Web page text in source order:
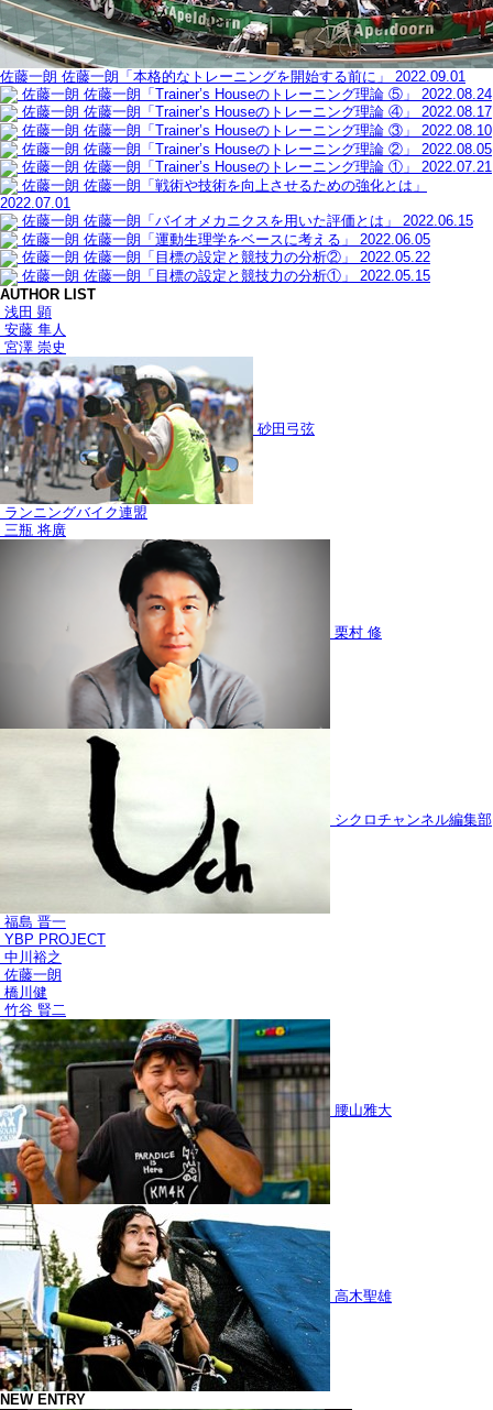
佐藤一朗 佐藤一朗「本格的なトレーニングを開始する前に」
2022.09.01
佐藤一朗 佐藤一朗「Trainer’s Houseのトレーニング理論 ⑤」
2022.08.24
佐藤一朗 佐藤一朗「Trainer’s Houseのトレーニング理論 ④」
2022.08.17
佐藤一朗 佐藤一朗「Trainer’s Houseのトレーニング理論 ③」
2022.08.10
佐藤一朗 佐藤一朗「Trainer’s Houseのトレーニング理論 ②」
2022.08.05
佐藤一朗 佐藤一朗「Trainer’s Houseのトレーニング理論 ①」
2022.07.21
佐藤一朗 佐藤一朗「戦術や技術を向上させるための強化とは」
2022.07.01
佐藤一朗 佐藤一朗「バイオメカニクスを用いた評価とは」
2022.06.15
佐藤一朗 佐藤一朗「運動生理学をベースに考える」
2022.06.05
佐藤一朗 佐藤一朗「目標の設定と競技力の分析②」
2022.05.22
佐藤一朗 佐藤一朗「目標の設定と競技力の分析①」
2022.05.15
AUTHOR LIST
浅田 顕
安藤 隼人
宮澤 崇史
砂田弓弦
ランニングバイク連盟
三瓶 将廣
栗村 修
シクロチャンネル編集部
福島 晋一
YBP PROJECT
中川裕之
佐藤一朗
橋川健
竹谷 賢二
腰山雅大
高木聖雄
NEW ENTRY